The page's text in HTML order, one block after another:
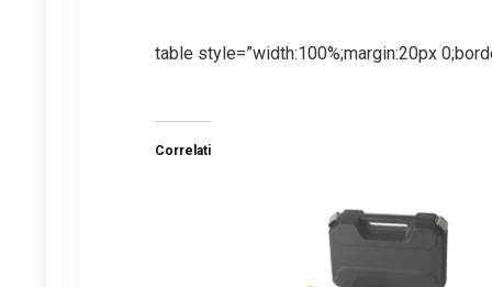
table style=”width:100%;margin:20px
Correlati